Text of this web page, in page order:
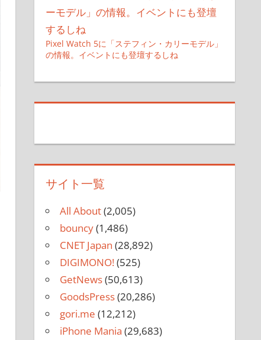
Pixel Watch 5に「ステフィン・カリーモデル」
の情報。イベントにも登壇するしね
サイト一覧
All About(2,005)
bouncy(1,486)
CNET Japan (28,892)
DIGIMONO!(525)
GetNews(50,613)
GoodsPress(20,286)
gori.me (12,212)
iPhone Mania (29,683)